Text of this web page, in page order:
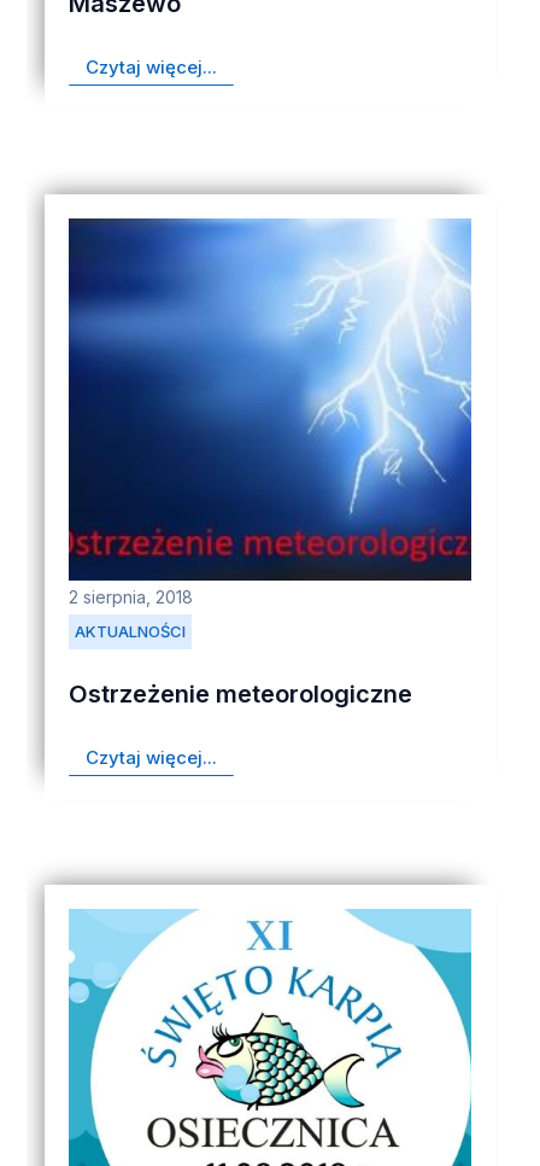
Czytaj więcej...
AKTUALNOŚCI
2 sierpnia, 2018
Ostrzeżenie meteorologiczne
Czytaj więcej...